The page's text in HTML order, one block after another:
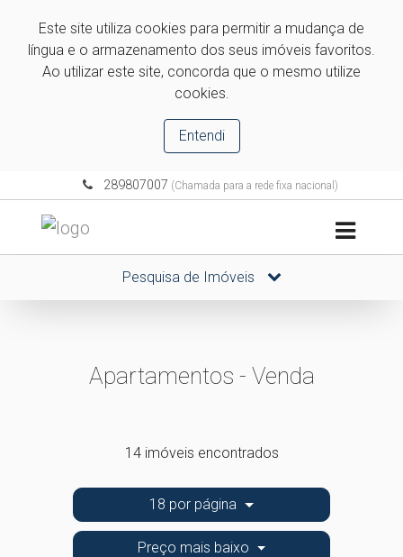
Este site utiliza cookies para permitir a mudança de
língua e o armazenamento dos seus imóveis favoritos.
Ao utilizar este site, concorda que o mesmo utilize
cookies.
Entendi
289807007 (Chamada para a rede fixa nacional)
Pesquisa de Imóveis
Apartamentos - Venda
14 imóveis encontrados
18 por página
Preço mais baixo